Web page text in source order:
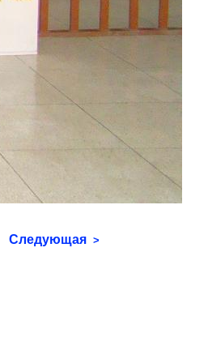
Следующая >